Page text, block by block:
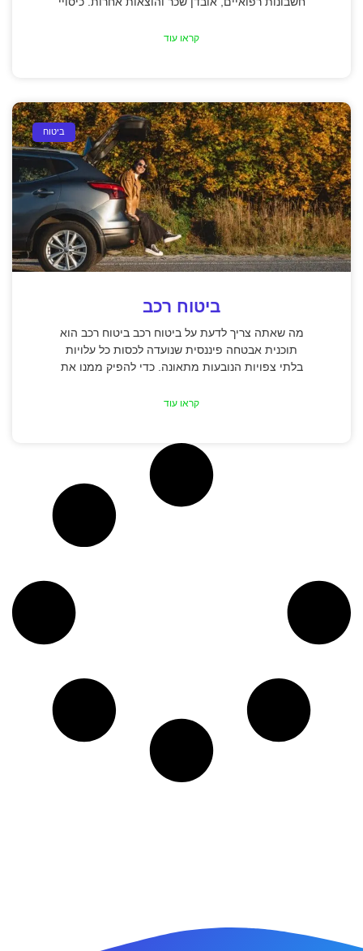
קראו עוד
ביטוח
ביטוח רכב
מה שאתה צריך לדעת על ביטוח רכב ביטוח רכב הוא
תוכנית אבטחה פיננסית שנועדה לכסות כל עלויות
בלתי צפויות הנובעות מתאונה. כדי להפיק ממנו את
קראו עוד